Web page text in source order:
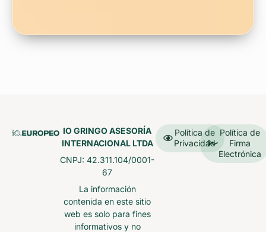
IO GRINGO ASESORÍA
INTERNACIONAL LTDA
CNPJ: 42.311.104/0001-
67
La información
contenida en este sitio
web es solo para fines
informativos y no
Política de
Privacidad
Política de
Firma
Electrónica